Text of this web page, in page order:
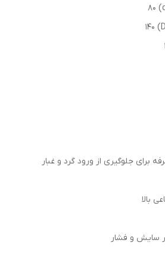
برای جلوگیری از ورود گرد و غبار
بالا
سایش و فشار